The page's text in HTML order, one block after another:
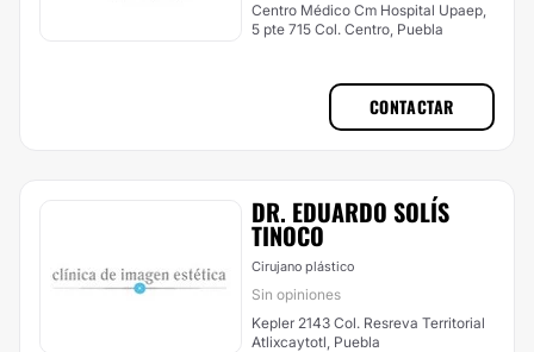
Centro Médico Cm Hospital Upaep,
5 pte 715 Col. Centro, Puebla
CONTACTAR
DR. EDUARDO SOLÍS
TINOCO
Cirujano plástico
Sin opiniones
Kepler 2143 Col. Resreva Territorial
Atlixcaytotl, Puebla